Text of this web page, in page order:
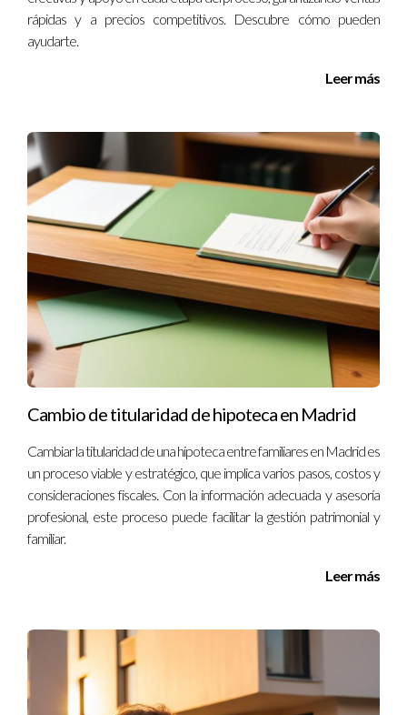
problemas legales futuros y asegurar que todos los derechos
estén protegidos.
¿Qué pasos seguir si se quiere vender bajo estas
luego buscar asesoramiento legal para asegurarse de que
todo se haga correctamente.
Iraido Rodríguez es un experto en temas legales relacionados
con bienes raíces y separaciones matrimoniales. Si tienes
dudas o necesitas asesoramiento personalizado sobre este
tema, no dudes en ponerte en contacto conmigo al
34663717737. Estoy aquí para ayudarte a navegar por estas
situaciones complejas.
rápidas y a precios competitivos. Descubre cómo pueden
ayudarte.
Leer más
Cambio de titularidad de hipoteca en Madrid
Cambiar la titularidad de una hipoteca entre familiares en Madrid es
un proceso viable y estratégico, que implica varios pasos, costos y
consideraciones fiscales. Con la información adecuada y asesoría
profesional, este proceso puede facilitar la gestión patrimonial y
familiar.
Leer más